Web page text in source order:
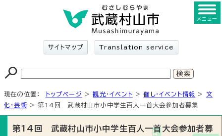
サイトマップ Translation service
メニュー
現在の位置： トップページ >観光・イベント >催し・イベント情報 > 文
化・芸術 > 第14回 武蔵村山市小中学生百人一首大会参加者募集
第14回 武蔵村山市小中学生百人一首大会参加者募